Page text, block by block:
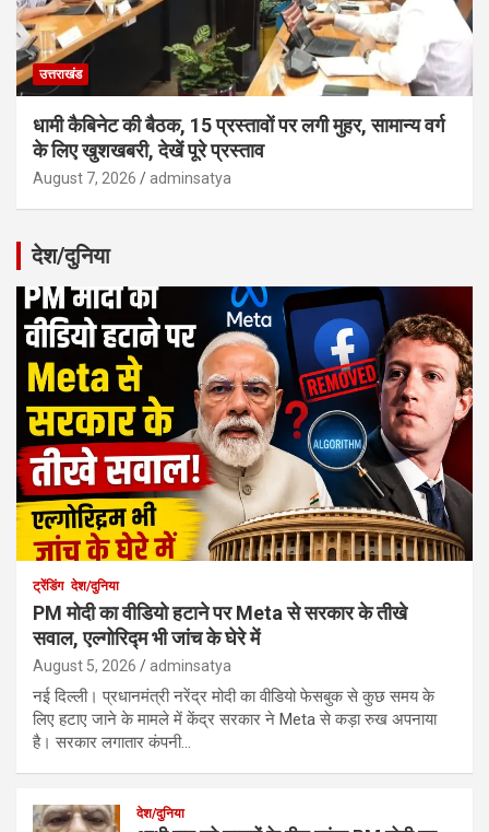
उत्तराखंड
धामी कैबिनेट की बैठक, 15 प्रस्तावों पर लगी मुहर, सामान्य वर्ग
के लिए खुशखबरी, देखें पूरे प्रस्ताव
August 7, 2026 adminsatya
देश/दुनिया
ट्रेंडिंग देश/दुनिया
PM मोदी का वीडियो हटाने पर Meta से सरकार के तीखे
सवाल, एल्गोरिद्म भी जांच के घेरे में
August 5, 2026 adminsatya
नई दिल्ली। प्रधानमंत्री नरेंद्र मोदी का वीडियो फेसबुक से कुछ समय के
लिए हटाए जाने के मामले में केंद्र सरकार ने Meta से कड़ा रुख अपनाया
है। सरकार लगातार कंपनी…
देश/दुनिया